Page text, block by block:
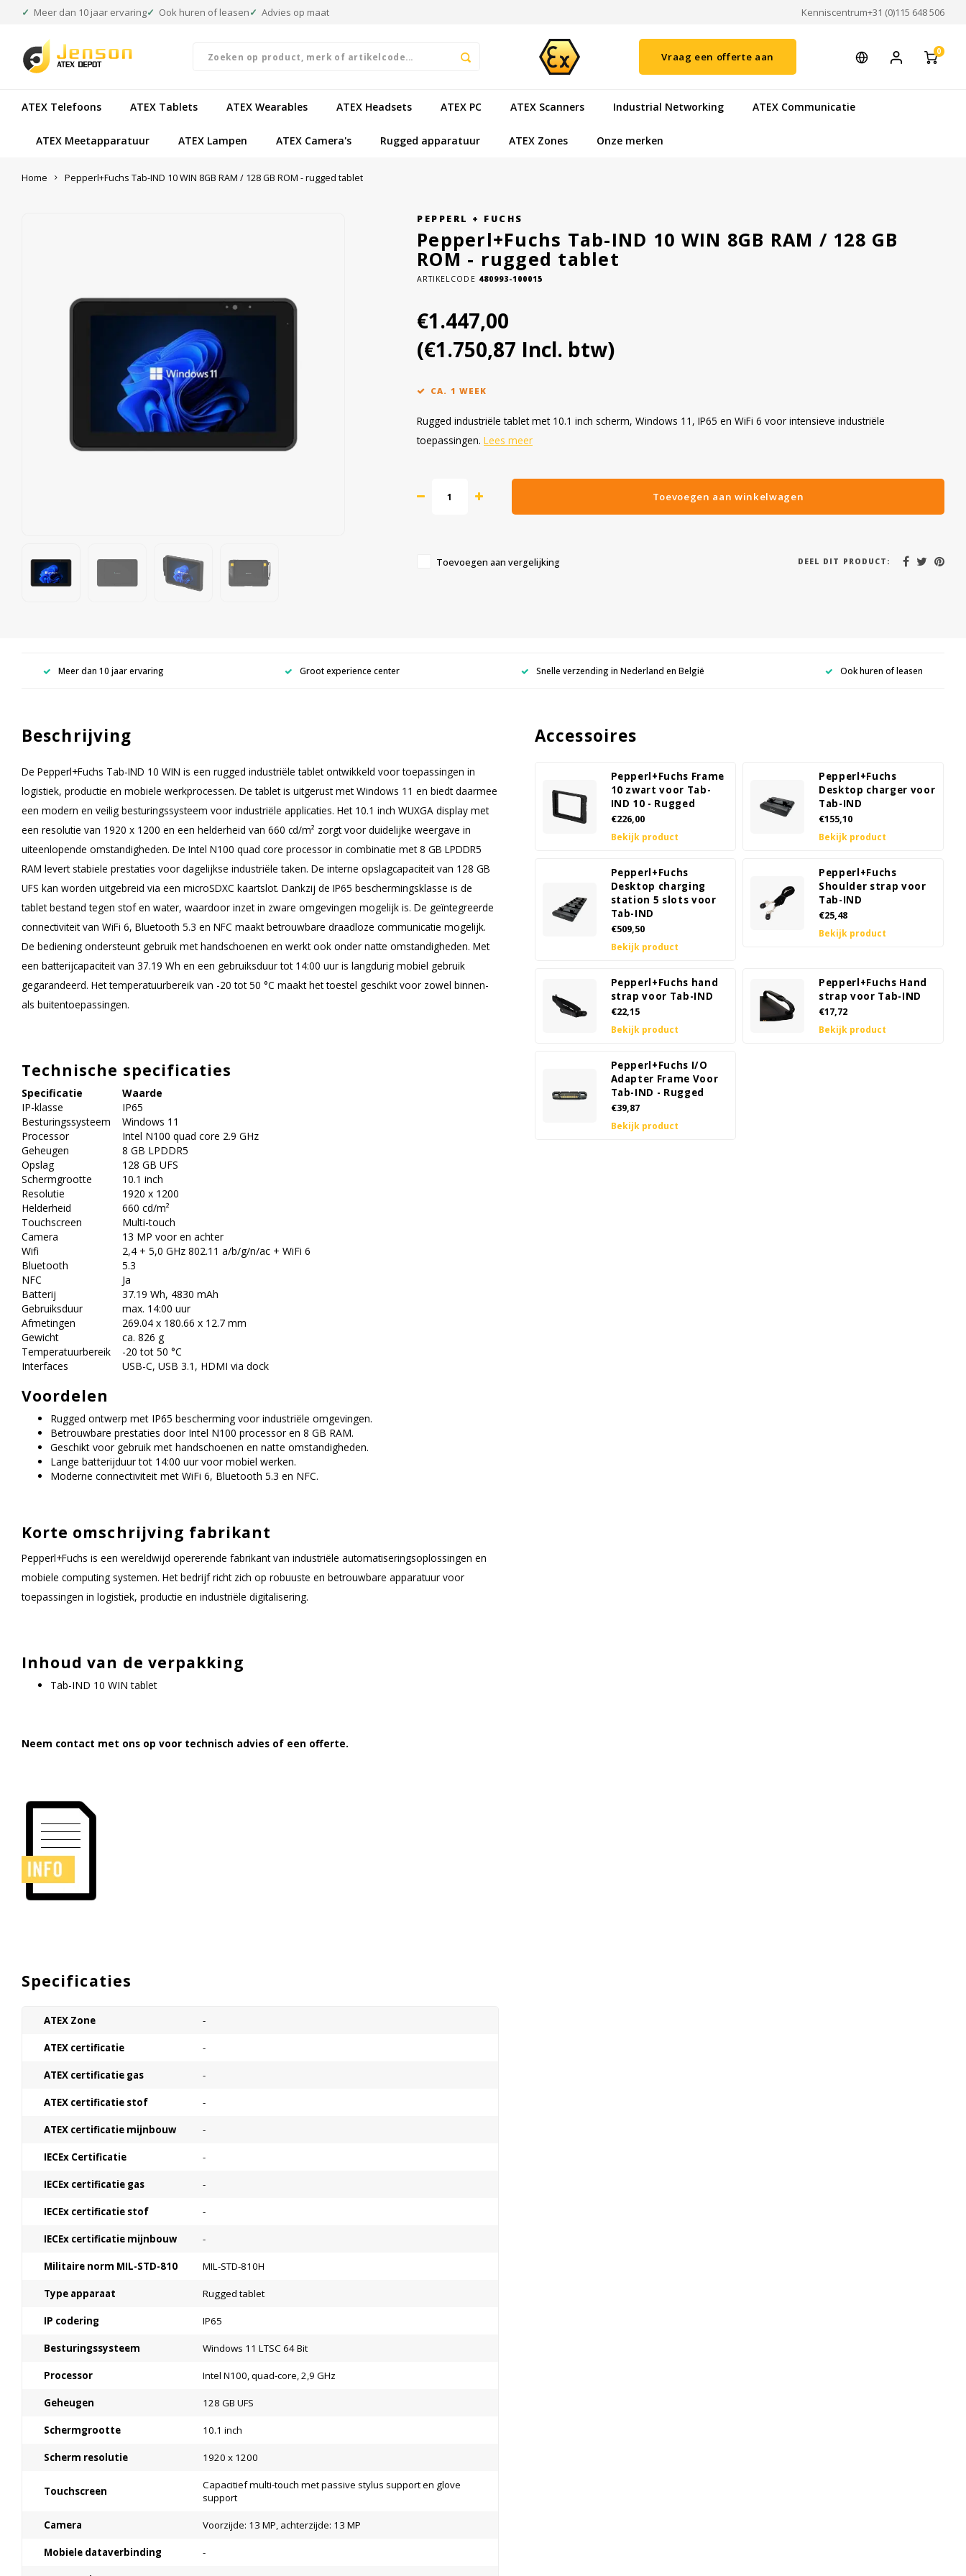
Meer dan 10 jaar ervaring Ook huren of leasen Advies op maat Kenniscentrum+31 (0)115 648 506
Vraag een offerte aan 0
ATEX Telefoons ATEX Tablets ATEX Wearables ATEX Headsets ATEX PC ATEX Scanners Industrial Networking ATEX Communicatie
ATEX Meetapparatuur ATEX Lampen ATEX Camera's Rugged apparatuur ATEX Zones Onze merken
Home Pepperl+Fuchs Tab-IND 10 WIN 8GB RAM / 128 GB ROM - rugged tablet
PEPPERL + FUCHS
Pepperl+Fuchs Tab-IND 10 WIN 8GB RAM / 128 GB
ROM - rugged tablet
ARTIKELCODE 480993-100015
€1.447,00
(€1.750,87 Incl. btw)
CA. 1 WEEK
Rugged industriële tablet met 10.1 inch scherm, Windows 11, IP65 en WiFi 6 voor intensieve industriële
toepassingen. Lees meer
Toevoegen aan winkelwagen
Toevoegen aan vergelijking DEEL DIT PRODUCT:
Meer dan 10 jaar ervaring Groot experience center Snelle verzending in Nederland en België Ook huren of leasen
Beschrijving
De Pepperl+Fuchs Tab-IND 10 WIN is een rugged industriële tablet ontwikkeld voor toepassingen in
logistiek, productie en mobiele werkprocessen. De tablet is uitgerust met Windows 11 en biedt daarmee
een modern en veilig besturingssysteem voor industriële applicaties. Het 10.1 inch WUXGA display met
een resolutie van 1920 x 1200 en een helderheid van 660 cd/m² zorgt voor duidelijke weergave in
uiteenlopende omstandigheden. De Intel N100 quad core processor in combinatie met 8 GB LPDDR5
RAM levert stabiele prestaties voor dagelijkse industriële taken. De interne opslagcapaciteit van 128 GB
UFS kan worden uitgebreid via een microSDXC kaartslot. Dankzij de IP65 beschermingsklasse is de
tablet bestand tegen stof en water, waardoor inzet in zware omgevingen mogelijk is. De geïntegreerde
connectiviteit van WiFi 6, Bluetooth 5.3 en NFC maakt betrouwbare draadloze communicatie mogelijk.
De bediening ondersteunt gebruik met handschoenen en werkt ook onder natte omstandigheden. Met
een batterijcapaciteit van 37.19 Wh en een gebruiksduur tot 14:00 uur is langdurig mobiel gebruik
gegarandeerd. Het temperatuurbereik van -20 tot 50 °C maakt het toestel geschikt voor zowel binnen-
als buitentoepassingen.
Technische specificaties
Specificatie
Waarde
IP-klasse
IP65
Besturingssysteem
Windows 11
Processor
Intel N100 quad core 2.9 GHz
Geheugen
8 GB LPDDR5
Opslag
128 GB UFS
Schermgrootte
10.1 inch
Resolutie
1920 x 1200
Helderheid
660 cd/m²
Touchscreen
Multi-touch
Camera
13 MP voor en achter
Wifi
2,4 + 5,0 GHz 802.11 a/b/g/n/ac + WiFi 6
Bluetooth
5.3
NFC
Ja
Batterij
37.19 Wh, 4830 mAh
Gebruiksduur
max. 14:00 uur
Afmetingen
269.04 x 180.66 x 12.7 mm
Gewicht
ca. 826 g
Temperatuurbereik
-20 tot 50 °C
Interfaces
USB-C, USB 3.1, HDMI via dock
Voordelen
Rugged ontwerp met IP65 bescherming voor industriële omgevingen.
Betrouwbare prestaties door Intel N100 processor en 8 GB RAM.
Geschikt voor gebruik met handschoenen en natte omstandigheden.
Lange batterijduur tot 14:00 uur voor mobiel werken.
Moderne connectiviteit met WiFi 6, Bluetooth 5.3 en NFC.
Korte omschrijving fabrikant
Pepperl+Fuchs is een wereldwijd opererende fabrikant van industriële automatiseringsoplossingen en
mobiele computing systemen. Het bedrijf richt zich op robuuste en betrouwbare apparatuur voor
toepassingen in logistiek, productie en industriële digitalisering.
Inhoud van de verpakking
Tab-IND 10 WIN tablet
Neem contact met ons op voor technisch advies of een offerte.
Specificaties
ATEX Zone -
ATEX certificatie -
ATEX certificatie gas -
ATEX certificatie stof -
ATEX certificatie mijnbouw -
IECEx Certificatie -
IECEx certificatie gas -
IECEx certificatie stof -
IECEx certificatie mijnbouw -
Militaire norm MIL-STD-810 MIL-STD-810H
Type apparaat Rugged tablet
IP codering IP65
Besturingssysteem Windows 11 LTSC 64 Bit
Processor Intel N100, quad-core, 2,9 GHz
Geheugen 128 GB UFS
Schermgrootte 10.1 inch
Scherm resolutie 1920 x 1200
Touchscreen
Capacitief multi-touch met passive stylus support en glove
support
Camera Voorzijde: 13 MP, achterzijde: 13 MP
Mobiele dataverbinding -
Accessoires
Pepperl+Fuchs Frame
10 zwart voor Tab-
IND 10 - Rugged
€226,00
Bekijk product
Pepperl+Fuchs
Desktop charger voor
Tab-IND
€155,10
Bekijk product
Pepperl+Fuchs
Desktop charging
station 5 slots voor
Tab-IND
€509,50
Bekijk product
Pepperl+Fuchs
Shoulder strap voor
Tab-IND
€25,48
Bekijk product
Pepperl+Fuchs hand
strap voor Tab-IND
€22,15
Bekijk product
Pepperl+Fuchs Hand
strap voor Tab-IND
€17,72
Bekijk product
Pepperl+Fuchs I/O
Adapter Frame Voor
Tab-IND - Rugged
€39,87
Bekijk product